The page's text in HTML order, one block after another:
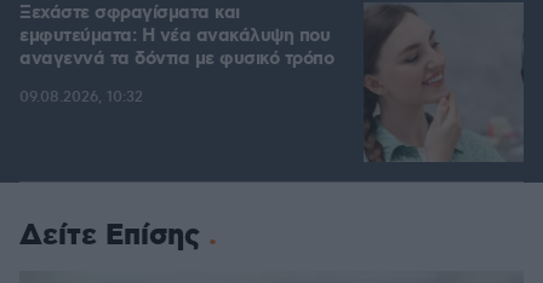
Ξεχάστε σφραγίσματα και
εμφυτεύματα: Η νέα ανακάλυψη που
αναγεννά τα δόντια με φυσικό τρόπο
09.08.2026, 10:32
Δείτε Επίσης